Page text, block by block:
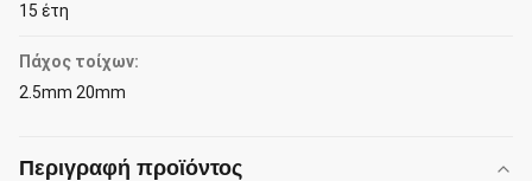
15 έτη
Πάχος τοίχων:
2.5mm 20mm
Περιγραφή προϊόντος